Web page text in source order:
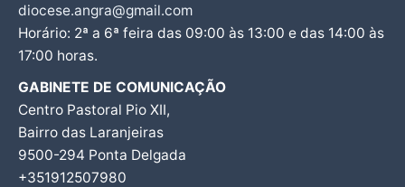
diocese.angra@gmail.com
Horário: 2ª a 6ª feira das 09:00 às 13:00 e das 14:00 às
17:00 horas.
GABINETE DE COMUNICAÇÃO
Centro Pastoral Pio XII,
Bairro das Laranjeiras
9500-294 Ponta Delgada
+351912507980